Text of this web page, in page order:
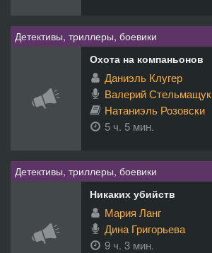
Детективы, триллеры, боевики
Охота на компаньонов
Даниэль Клугер
Валерий Стельмащук
Натаниэль Розовски
5 ч. 5 мин.
Детективы, триллеры, боевики
Никаких убийств
Мария Ланг
Дина Григорьева
9 ч. 3 мин.